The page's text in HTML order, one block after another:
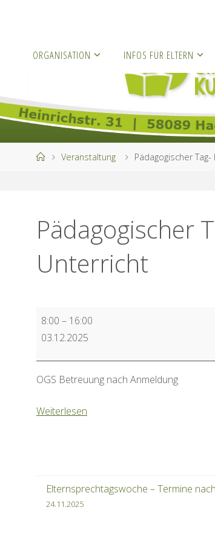
ORGANISATION INFOS FÜR ELTERN
StartVeranstaltung Pädagogischer
Pädagogischer
Unterricht
Pädagogischer
Tag-
8:00 – 16:00
03.12.2025
OGS Betreuung nach Anmeldung
Weiterlesen
Elternsprechtagswoche – Termine
24.11.2025